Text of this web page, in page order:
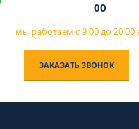
00
мы работаем с 9:00 до 20:00
ЗАКАЗАТЬ ЗВОНОК